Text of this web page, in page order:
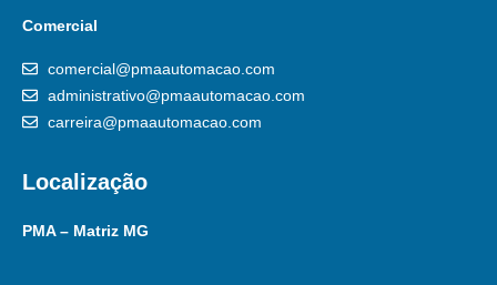
Comercial
comercial@pmaautomacao.com
administrativo@pmaautomacao.com
carreira@pmaautomacao.com
Localização
PMA – Matriz MG